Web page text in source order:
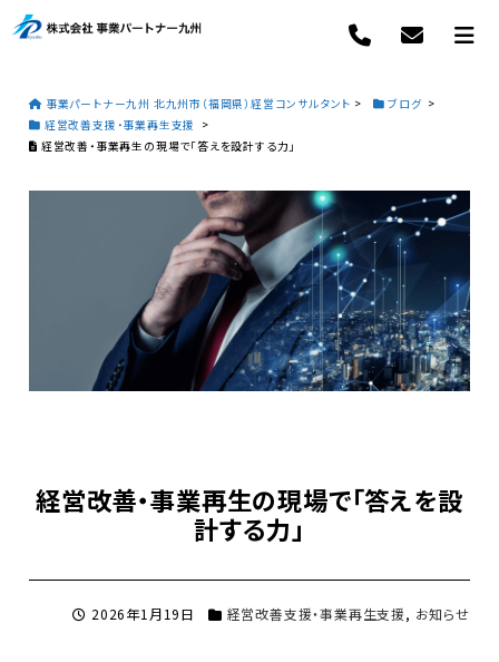
事業パートナー九州 北九州市（福岡県）経営コンサルタント > ブログ >
経営改善支援・事業再生支援
>
経営改善・事業再生の現場で「答えを設計する力」
経営改善・事業再生の現場で「答えを設
計する力」
2026年1月19日 経営改善支援・事業再生支援, お知らせ